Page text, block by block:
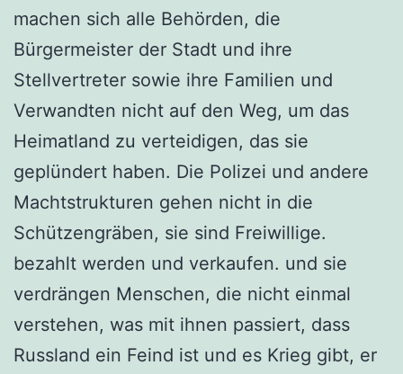
machen sich alle Behörden, die
Bürgermeister der Stadt und ihre
Stellvertreter sowie ihre Familien und
Verwandten nicht auf den Weg, um das
Heimatland zu verteidigen, das sie
geplündert haben. Die Polizei und andere
Machtstrukturen gehen nicht in die
Schützengräben, sie sind Freiwillige.
bezahlt werden und verkaufen. und sie
verdrängen Menschen, die nicht einmal
verstehen, was mit ihnen passiert, dass
Russland ein Feind ist und es Krieg gibt, er